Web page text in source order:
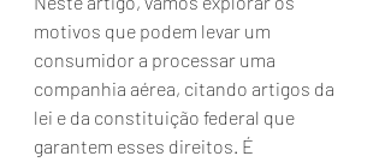
motivos que podem levar um
consumidor a processar uma
companhia aérea, citando artigos da
lei e da constituição federal que
garantem esses direitos. É